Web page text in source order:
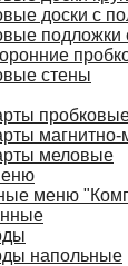
доски с
подложки
стены
меловые
меню
напольные